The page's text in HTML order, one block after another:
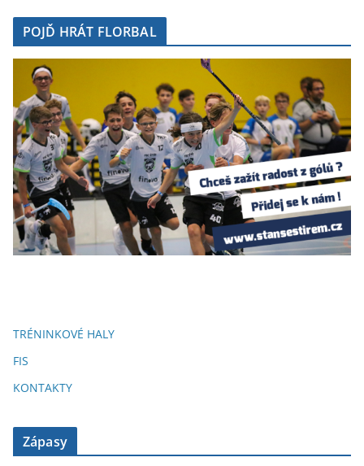
POJĎ HRÁT FLORBAL
TRÉNINKOVÉ HALY
FIS
KONTAKTY
Zápasy